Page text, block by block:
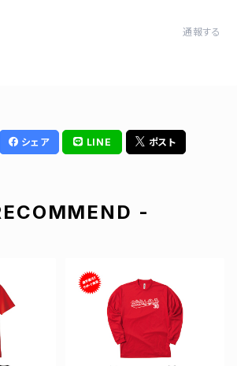
通報する
シェア LINE ポスト
-